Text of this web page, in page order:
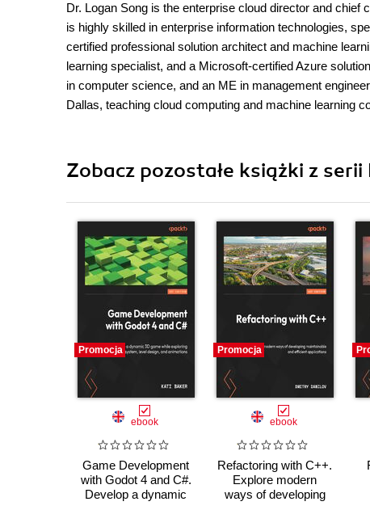
Dr. Logan Song is the enterprise cloud director and
is highly skilled in enterprise information technologies,
certified professional solution architect and machine
learning specialist, and a Microsoft-certified Azure
in computer science, and an ME in management
Dallas, teaching cloud computing and machine learning
Zobacz pozostałe książki z serii
Promocja
ebook
Game Development
with Godot 4 and C#.
Develop a dynamic
Promocja
ebook
Refactoring with C++.
Explore modern
ways of developing